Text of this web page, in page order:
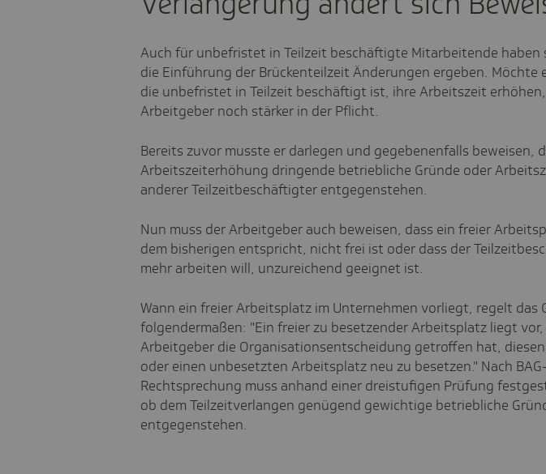
Auch für unbefristet in Teilzeit beschäftigte Mitarbeitende haben
die Einführung der Brückenteilzeit Änderungen ergeben. Möchte
die unbefristet in Teilzeit beschäftigt ist, ihre Arbeitszeit
Arbeitgeber noch stärker in der Pflicht.
Bereits zuvor musste er darlegen und gegebenenfalls beweisen,
Arbeitszeiterhöhung dringende betriebliche Gründe oder
anderer Teilzeitbeschäftigter entgegenstehen.
Nun muss der Arbeitgeber auch beweisen, dass ein freier
dem bisherigen entspricht, nicht frei ist oder dass der
mehr arbeiten will, unzureichend geeignet ist.
Wann ein freier Arbeitsplatz im Unternehmen vorliegt, regelt das
folgendermaßen: "Ein freier zu besetzender Arbeitsplatz liegt
Arbeitgeber die Organisationsentscheidung getroffen hat,
oder einen unbesetzten Arbeitsplatz neu zu besetzen." Nach BAG-
Rechtsprechung muss anhand einer dreistufigen Prüfung
ob dem Teilzeitverlangen genügend gewichtige betriebliche
entgegenstehen.